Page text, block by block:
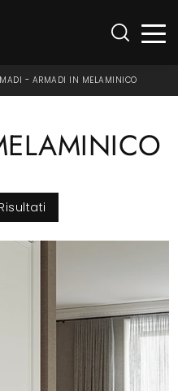
- ARMADI IN MELAMINICO